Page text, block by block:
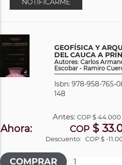
NOTIFICARME
GEOFÍSICA Y
DEL CAUCA A
Autores: Carlos
Escobar - Ramiro
Isbn: 978-958-765-
148
Antes: COP$ 44.000
Ahora: COP$
Descuento: COP $ -